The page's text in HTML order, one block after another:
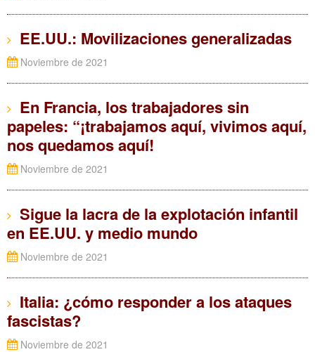
EE.UU.: Movilizaciones generalizadas
Noviembre de 2021
En Francia, los trabajadores sin
papeles: “¡trabajamos aquí, vivimos aquí,
nos quedamos aquí!
Noviembre de 2021
Sigue la lacra de la explotación infantil
en EE.UU. y medio mundo
Noviembre de 2021
Italia: ¿cómo responder a los ataques
fascistas?
Noviembre de 2021